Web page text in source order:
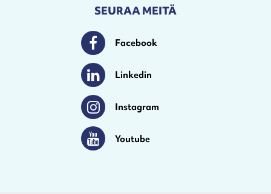
SEURAA MEITÄ
FacebookFacebook
LinkedinLinkedin
InstagramInstagram
Youtube Youtube